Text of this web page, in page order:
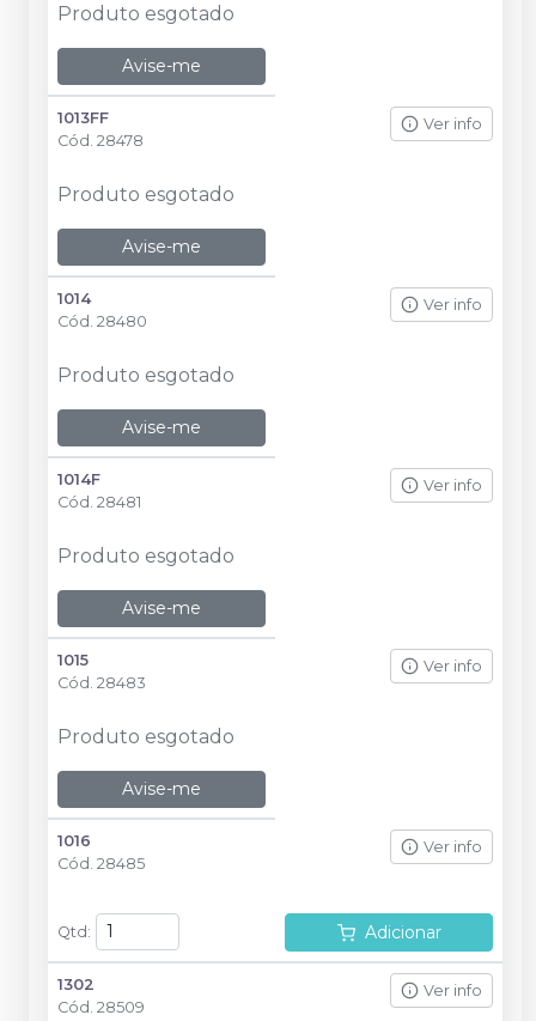
Produto esgotado
Avise-me
1013FF
Cód. 28478
Ver info
Produto esgotado
Avise-me
1014
Cód. 28480
Ver info
Produto esgotado
Avise-me
1014F
Cód. 28481
Ver info
Produto esgotado
Avise-me
1015
Cód. 28483
Ver info
Produto esgotado
Avise-me
1016
Cód. 28485
Ver info
Qtd : Adicionar
1302
Cód. 28509
Ver info